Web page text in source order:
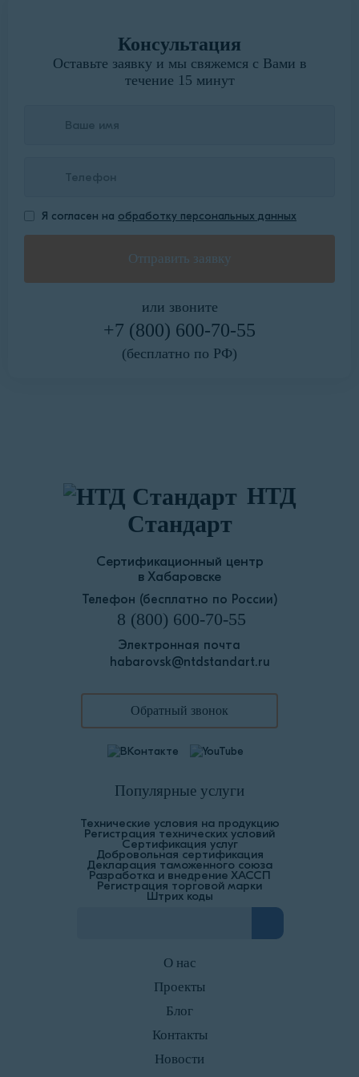
Консультация
Оставьте заявку и мы свяжемся с Вами в
течение 15 минут
Я согласен на обработку персональных данных
или звоните
+7 (800) 600-70-55
(бесплатно по РФ)
НТД
Стандарт
Сертификационный центр
в Хабаровске
Телефон (бесплатно по России)
8 (800) 600-70-55
Электронная почта
habarovsk@ntdstandart.ru
Обратный звонок
Популярные услуги
Технические условия на продукцию
Регистрация технических условий
Сертификация услуг
Добровольная сертификация
Декларация таможенного союза
Разработка и внедрение ХАССП
Регистрация торговой марки
Штрих коды
О нас
Проекты
Блог
Контакты
Новости